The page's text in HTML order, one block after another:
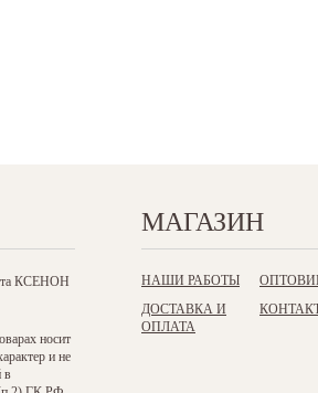
КСЕНОН
носит
и не
в
МАГАЗИН
НАШИ РАБОТЫ
ДОСТАВКА И
ОПЛАТА